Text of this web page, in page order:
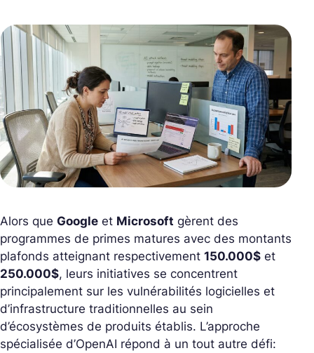
Alors que Google et Microsoft gèrent des
programmes de primes matures avec des montants
plafonds atteignant respectivement 150.000$ et
250.000$, leurs initiatives se concentrent
principalement sur les vulnérabilités logicielles et
d’infrastructure traditionnelles au sein
d’écosystèmes de produits établis. L’approche
spécialisée d’OpenAI répond à un tout autre défi: